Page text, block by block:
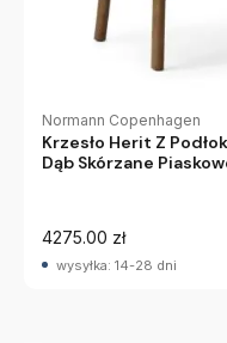
Normann Copenhagen
Krzesło Herit Z
Dąb Skórzane
4275.00 zł
wysyłka: 14-28 dni